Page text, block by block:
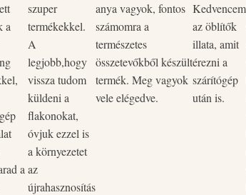
vegán
mentes,
a
a
szuper
termékekkel.
A
legjobb,hogy
vissza tudom
küldeni a
flakonokat,
óvjuk ezzel is
a környezetet
az
újrahasznosítás
anya vagyok, fontos
számomra a
természetes
összetevőkből készült
termék. Meg vagyok
vele elégedve.
Kedvencem
az öblítők
illata, amit
érezni a
szárítógép
után is.